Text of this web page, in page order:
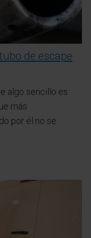
de escape
algo sencillo es
más
por él no se